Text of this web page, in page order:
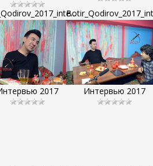
2017 Интервью 2017